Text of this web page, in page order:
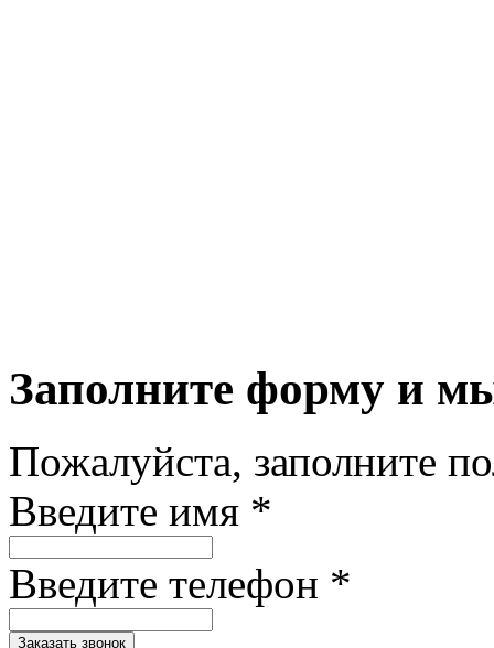
Заполните форму и
Пожалуйста, заполните
Введите имя *
Введите телефон *